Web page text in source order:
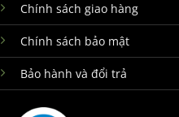
Chính sách giao hàng
Chính sách bảo mật
Bảo hành và đổi trả